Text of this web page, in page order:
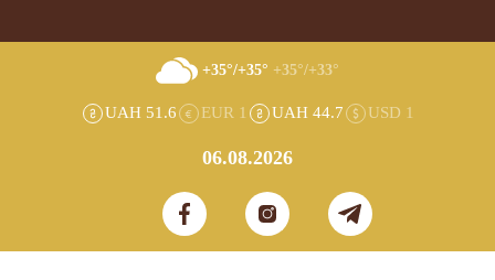
+35°/+35° +35°/+33°
UAH 51.6 EUR 1 UAH 44.7 USD 1
06.08.2026